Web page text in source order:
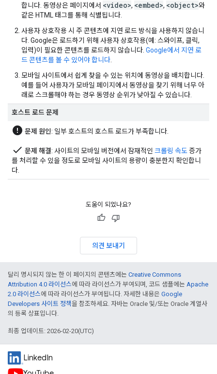
합니다. 동영상은 페이지에서 <video>, <embed>, <object>와
같은 HTML 태그를 통해 식별됩니다.
사용자 상호작용 시 주 콘텐츠에 지연 로드 방식을 사용하지 않습니
다. Google은 로드하기 위해 사용자 상호작용(예: 스와이프, 클릭,
입력)이 필요한 콘텐츠를 로드하지 않습니다. Google에서 지연 로
드 콘텐츠를 볼 수 있어야 합니다
모바일 사이트에서 쉽게 찾을 수 있는 위치에 동영상을 배치합니다.
예를 들어 사용자가 모바일 페이지에서 동영상을 찾기 위해 너무 아
래로 스크롤해야 하는 경우 동영상 순위가 낮아질 수 있습니다.
호스트 로드 문제
error 문제 원인: 일부 호스트의 호스트 로드가 부족합니다.
done 문제 해결: 사이트의 모바일 버전에서 잠재적인 크롤링 속도증가
를 처리할 수 있을 정도로 모바일 사이트의 용량이 충분한지 확인합니
다.
도움이 되었나요?
의견 보내기
달리 명시되지 않는 한 이 페이지의 콘텐츠에는 Creative Commons
Attribution 4.0 라이선스에 따라 라이선스가 부여되며, 코드 샘플에는 Apache
2.0 라이선스에 따라 라이선스가 부여됩니다. 자세한 내용은 Google
Developers 사이트 정책을 참조하세요. 자바는 Oracle 및/또는 Oracle 계열사
의 등록 상표입니다.
최종 업데이트: 2026-02-20(UTC)
LinkedIn